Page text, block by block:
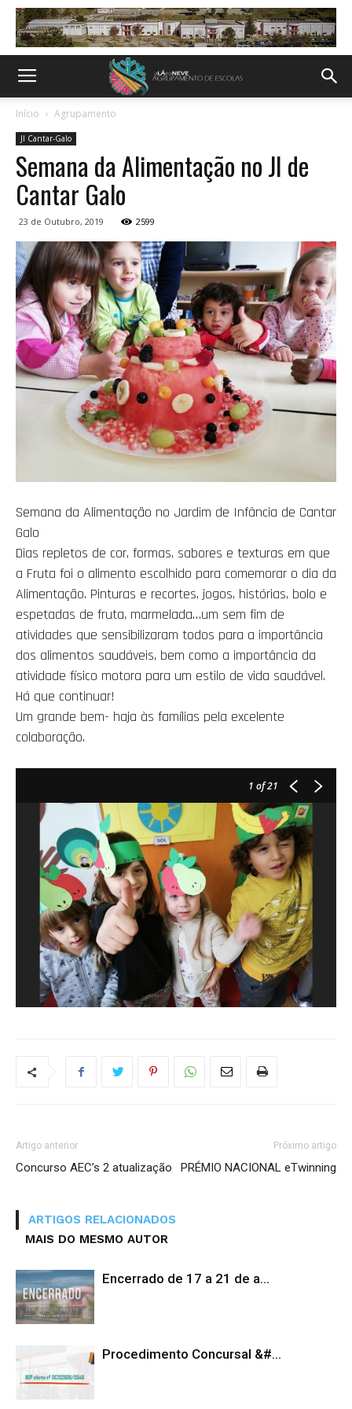
Início Agrupamento
JI Cantar-Galo
Semana da Alimentação no JI de
Cantar Galo
23 de Outubro, 2019 2599
Semana da Alimentação no Jardim de Infância de Cantar
Galo
Dias repletos de cor, formas, sabores e texturas em que
a Fruta foi o alimento escolhido para comemorar o dia da
Alimentação. Pinturas e recortes, jogos, histórias, bolo e
espetadas de fruta, marmelada…um sem fim de
atividades que sensibilizaram todos para a importância
dos alimentos saudáveis, bem como a importância da
atividade físico motora para um estilo de vida saudável.
Há que continuar!
Um grande bem- haja às famílias pela excelente
colaboração.
1 of 21
Artigo anterior
Concurso AEC’s 2 atualização
Próximo artigo
PRÉMIO NACIONAL eTwinning
ARTIGOS RELACIONADOS
MAIS DO MESMO AUTOR
Encerrado de 17 a 21 de a...
Procedimento Concursal &#...